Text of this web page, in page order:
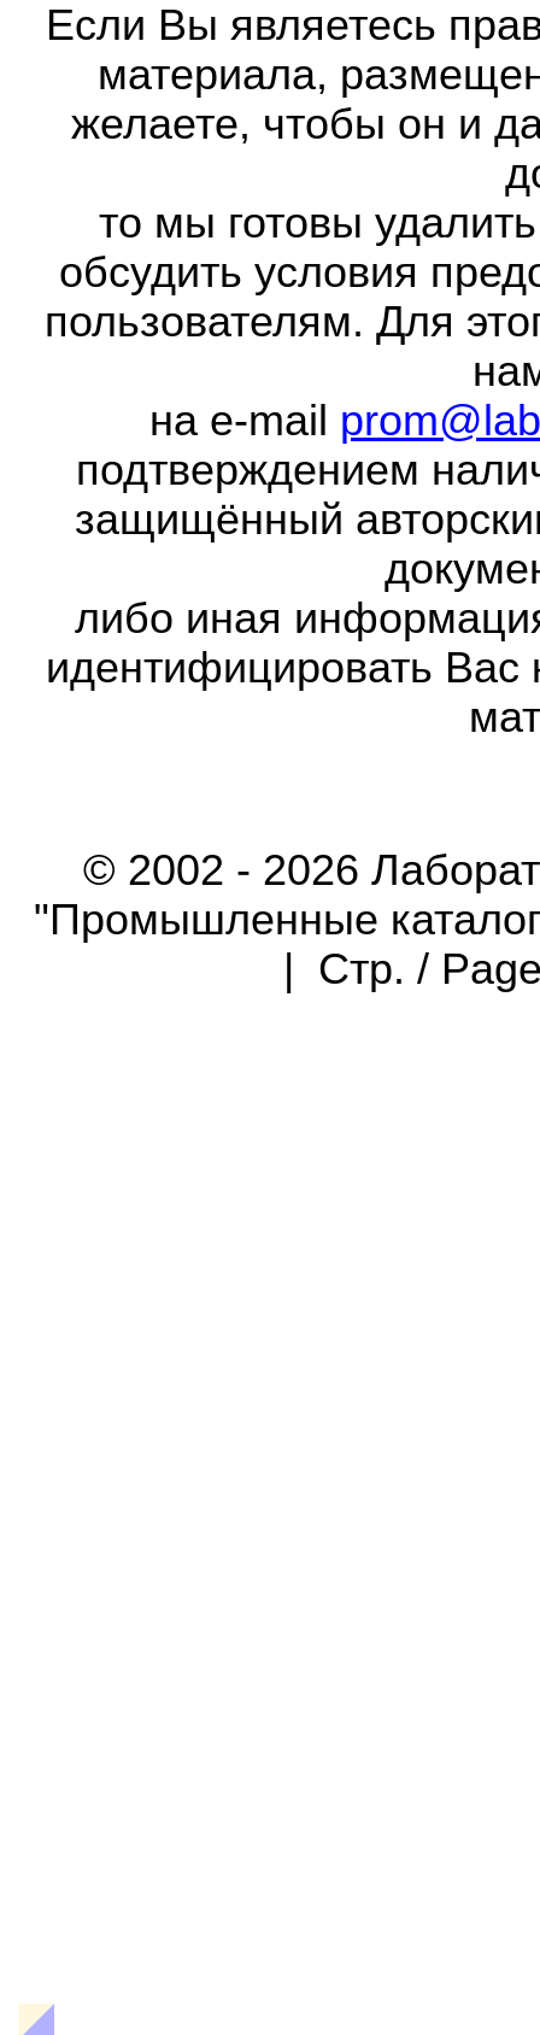
Если Вы являетесь
материала,
желаете, чтобы он и
то мы готовы
обсудить условия
пользователям. Для
на e-mail
подтверждением
защищённый
либо иная
идентифицировать Вас
© 2002 - 2026
"Промышленные
| Стр. /